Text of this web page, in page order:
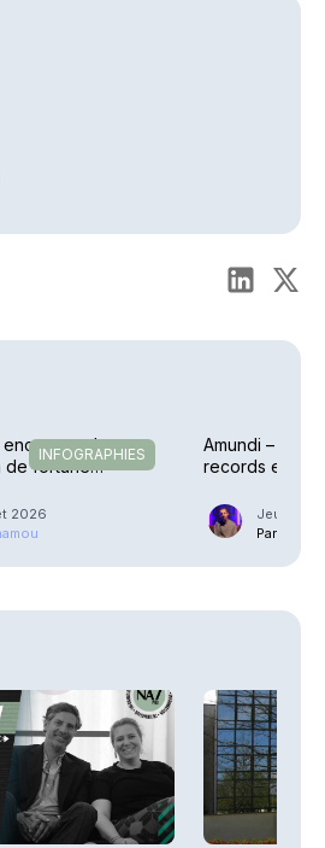
INFOGRAPHIES
et la
de fortune
2026
Amundi – Des
records en
Jeudi 30
Par